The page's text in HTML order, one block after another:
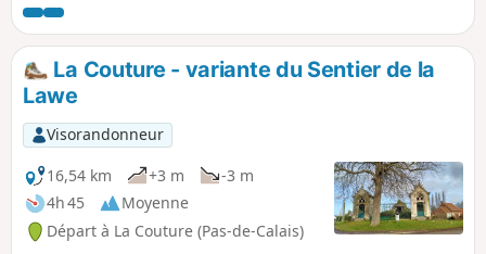
automne et au printemps.
La Couture - variante du Sentier de la
Lawe
Visorandonneur
16,54 km
+3 m
-3 m
4h 45
Moyenne
Départ à La Couture (Pas-de-Calais)